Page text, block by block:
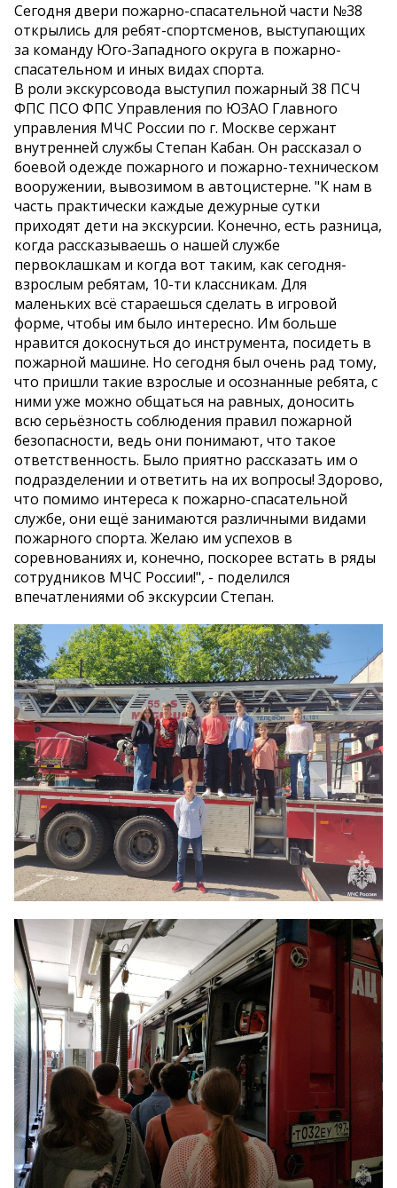
Сегодня двери пожарно-спасательной части №38
открылись для ребят-спортсменов, выступающих
за команду Юго-Западного округа в пожарно-
спасательном и иных видах спорта.
В роли экскурсовода выступил пожарный 38 ПСЧ
ФПС ПСО ФПС Управления по ЮЗАО Главного
управления МЧС России по г. Москве сержант
внутренней службы Степан Кабан. Он рассказал о
боевой одежде пожарного и пожарно-техническом
вооружении, вывозимом в автоцистерне. "К нам в
часть практически каждые дежурные сутки
приходят дети на экскурсии. Конечно, есть разница,
когда рассказываешь о нашей службе
первоклашкам и когда вот таким, как сегодня-
взрослым ребятам, 10-ти классникам. Для
маленьких всё стараешься сделать в игровой
форме, чтобы им было интересно. Им больше
нравится докоснуться до инструмента, посидеть в
пожарной машине. Но сегодня был очень рад тому,
что пришли такие взрослые и осознанные ребята, с
ними уже можно общаться на равных, доносить
всю серьёзность соблюдения правил пожарной
безопасности, ведь они понимают, что такое
ответственность. Было приятно рассказать им о
подразделении и ответить на их вопросы! Здорово,
что помимо интереса к пожарно-спасательной
службе, они ещё занимаются различными видами
пожарного спорта. Желаю им успехов в
соревнованиях и, конечно, поскорее встать в ряды
сотрудников МЧС России!", - поделился
впечатлениями об экскурсии Степан.